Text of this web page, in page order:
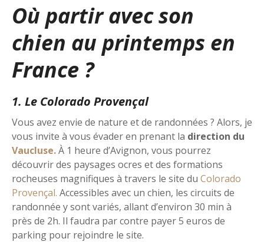
Où partir avec son
chien au printemps en
France ?
1. Le Colorado Provençal
Vous avez envie de nature et de randonnées ? Alors, je
vous invite à vous évader en prenant la direction du
Vaucluse.À 1 heure d’Avignon, vous pourrez
découvrir des paysages ocres et des formations
rocheuses magnifiques à travers le site du Colorado
Provençal. Accessibles avec un chien, les circuits de
randonnée y sont variés, allant d’environ 30 min à
près de 2h. Il faudra par contre payer 5 euros de
parking pour rejoindre le site.